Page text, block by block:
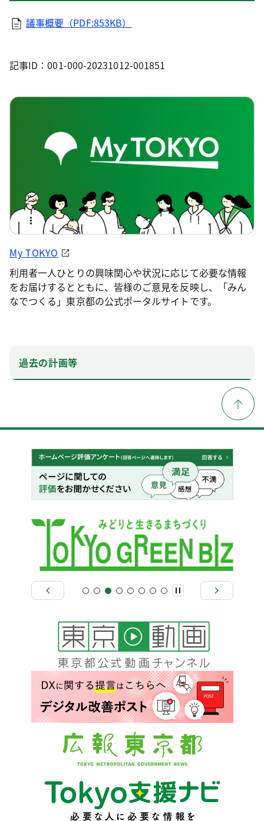
議事概要（PDF:853KB）
記事ID：001-000-20231012-001851
My TOKYO
利用者一人ひとりの興味関心や状況に応じて必要な情報
をお届けするとともに、皆様のご意見を反映し、「みん
なでつくる」東京都の公式ポータルサイトです。
過去の計画等